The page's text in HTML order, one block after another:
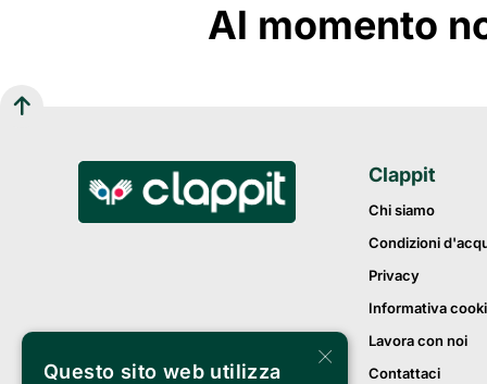
Al momento
Clappit
Chi siamo
Condizioni
Privacy
Informativa
Lavora con noi
Contattaci
×
Questo sito web utilizza